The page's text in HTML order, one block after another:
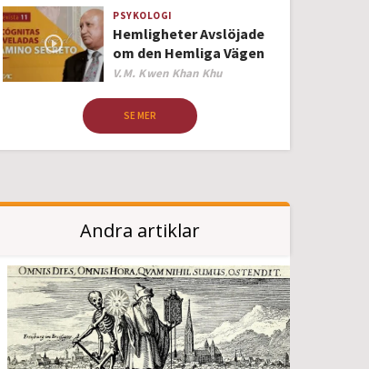
PSYKOLOGI
Hemligheter Avslöjade
om den Hemliga Vägen
Author
V.M. Kwen Khan Khu
SE MER
Andra artiklar